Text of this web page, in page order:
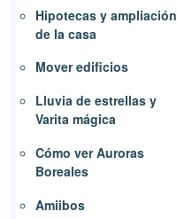
Hipotecas y ampliación
de la casa
Mover edificios
Lluvia de estrellas y
Varita mágica
Cómo ver Auroras
Boreales
Amiibos